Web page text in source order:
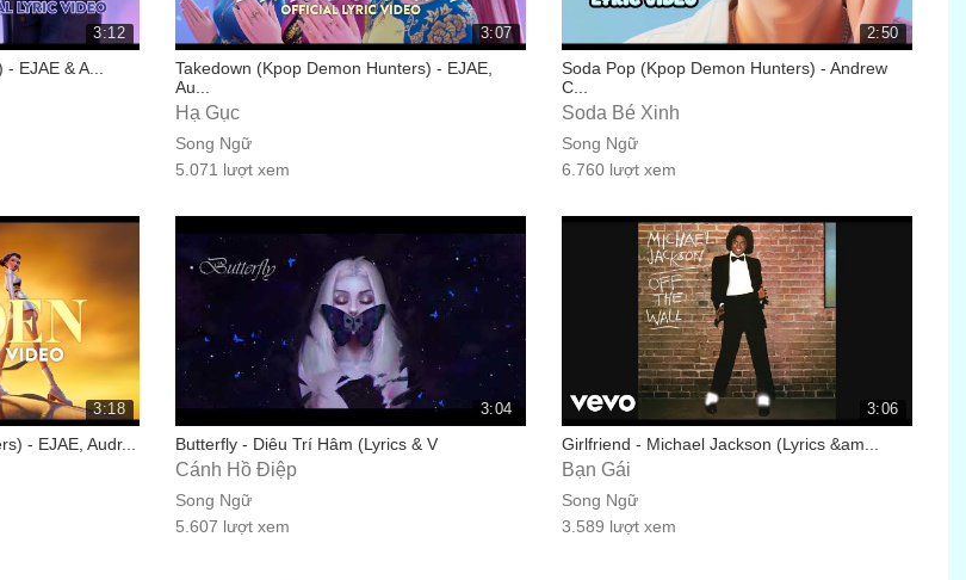
3:12
EJAE & A...
3:07
Takedown (Kpop Demon Hunters) - EJAE,
Au...
Hạ Gục
Song Ngữ
5.071 lượt xem
2:50
Soda Pop (Kpop Demon Hunters) - Andrew
C...
Soda Bé Xinh
Song Ngữ
6.760 lượt xem
3:18
- EJAE, Audr...
3:04
Butterfly - Diêu Trí Hâm (Lyrics & V
Cánh Hồ Điệp
Song Ngữ
5.607 lượt xem
3:06
Girlfriend - Michael Jackson (Lyrics &am...
Bạn Gái
Song Ngữ
3.589 lượt xem